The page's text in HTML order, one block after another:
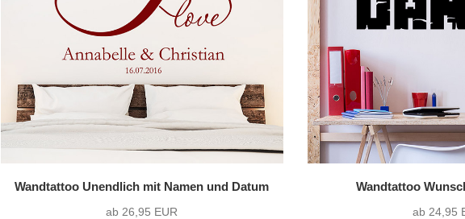
Wandtattoo Unendlich mit Namen und Datum
ab 26,95 EUR
Wandtattoo
ab 24,95